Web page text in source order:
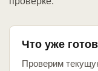
Что уже
Проверим